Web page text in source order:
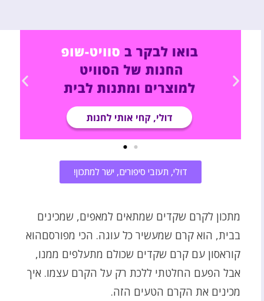
דוּלי, תעזבי סיפורים, ישר למתכון!
מתכון לקרם שקדים שמתאים למאפים, שמכינים
בבית, הוא קרם שמעשיר כל עוגה. הכי מפורסםהוא
קוראסון עם קרם שקדים שכולם מתעלפים ממנו,
אבל הפעם החלטתי ללכת רק על הקרם עצמו. איך
מכינים את הקרם הטעים הזה.